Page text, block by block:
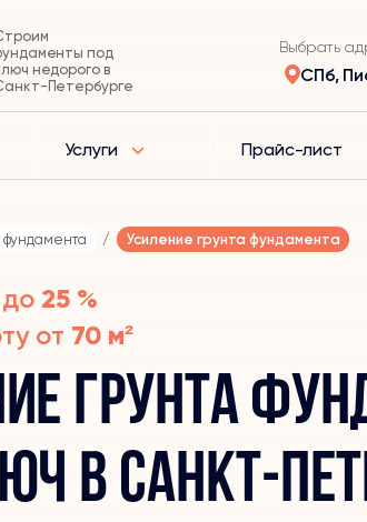
под
недорого в
Петербурге
Выбрать
СПб,
Услуги Прайс-лист
/ Усиление грунта фундамента
25 %
от 70 м²
грунта
в Санкт-